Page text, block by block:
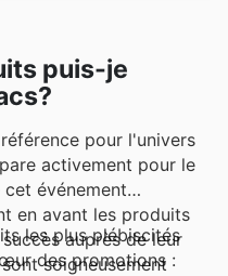
pour
véhicule.
puis-je
pour l'univers
activement pour le
événement
en avant les produits
auprès de leur
soigneusement
les plus plébiscités
des promotions :